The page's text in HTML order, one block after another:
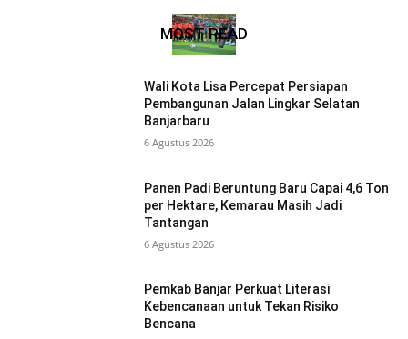
MOST READ
Wali Kota Lisa Percepat Persiapan
Pembangunan Jalan Lingkar Selatan
Banjarbaru
6 Agustus 2026
Panen Padi Beruntung Baru Capai 4,6 Ton
per Hektare, Kemarau Masih Jadi
Tantangan
6 Agustus 2026
Pemkab Banjar Perkuat Literasi
Kebencanaan untuk Tekan Risiko
Bencana